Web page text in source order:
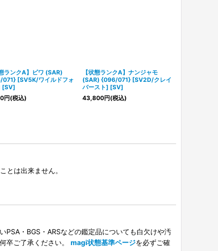
ランクA】ビワ (SAR)
[SV5K/ワイルドフォ
[SV]
円(税込)
【状態ランクA】ナンジャモ
(SAR) {096/071} [SV2D/クレイ
バースト] [SV]
43,800円(税込)
とは出来ません。
・BGS・ARSなどの鑑定品についても白欠けや汚
卒ご了承ください。 magi状態基準ページを必ずご確